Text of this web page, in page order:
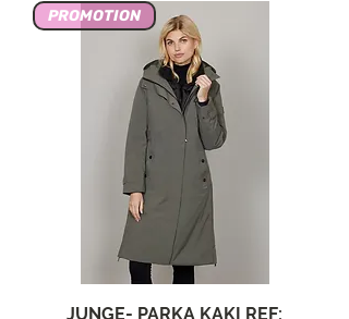
PROMOTION
JUNGE- PARKA KAKI REF: